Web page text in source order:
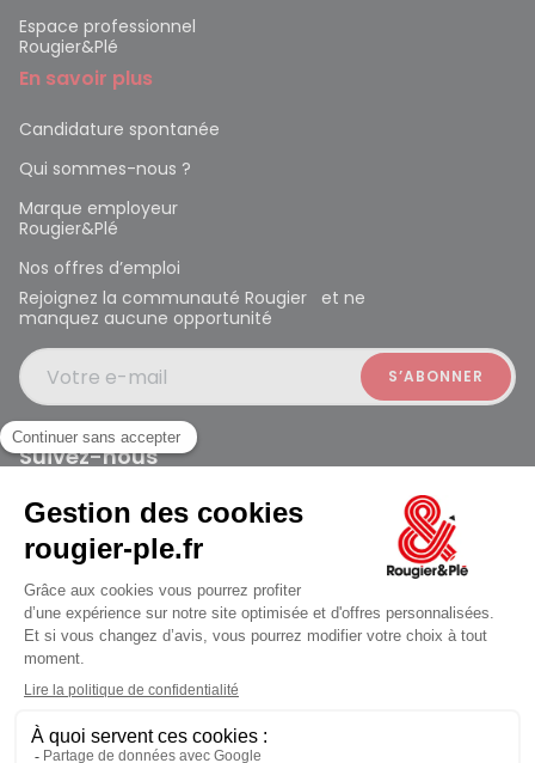
Espace professionnel
Rougier&Plé
En savoir plus
Candidature spontanée
Qui sommes-nous ?
Marque employeur
Rougier&Plé
Nos offres d’emploi
Rejoignez la communauté Rougier et ne
manquez aucune opportunité
Votre e-mail
Suivez-nous
Rougier et Plé 2024 Copyright
Mentions légales
Conditions générales des ventes